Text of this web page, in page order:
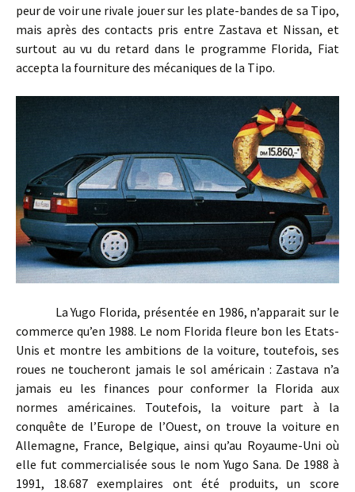
peur de voir une rivale jouer sur les plate-bandes de sa Tipo,
mais après des contacts pris entre Zastava et Nissan, et
surtout au vu du retard dans le programme Florida, Fiat
accepta la fourniture des mécaniques de la Tipo.
La Yugo Florida, présentée en 1986, n’apparait sur le
commerce qu’en 1988. Le nom Florida fleure bon les Etats-
Unis et montre les ambitions de la voiture, toutefois, ses
roues ne toucheront jamais le sol américain : Zastava n’a
jamais eu les finances pour conformer la Florida aux
normes américaines. Toutefois, la voiture part à la
conquête de l’Europe de l’Ouest, on trouve la voiture en
Allemagne, France, Belgique, ainsi qu’au Royaume-Uni où
elle fut commercialisée sous le nom Yugo Sana. De 1988 à
1991, 18.687 exemplaires ont été produits, un score